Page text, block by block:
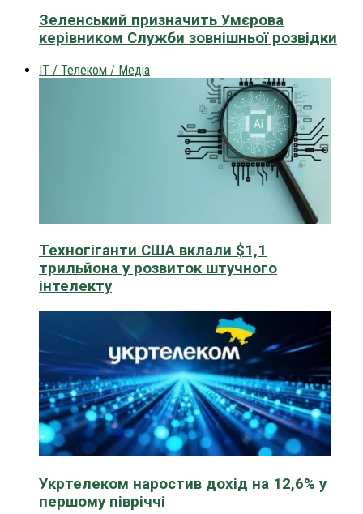
Зеленський призначить Умєрова
керівником Служби зовнішньої розвідки
IT / Телеком / Медіа
Техногіганти США вклали $1,1
трильйона у розвиток штучного
інтелекту
Укртелеком наростив дохід на 12,6% у
першому півріччі